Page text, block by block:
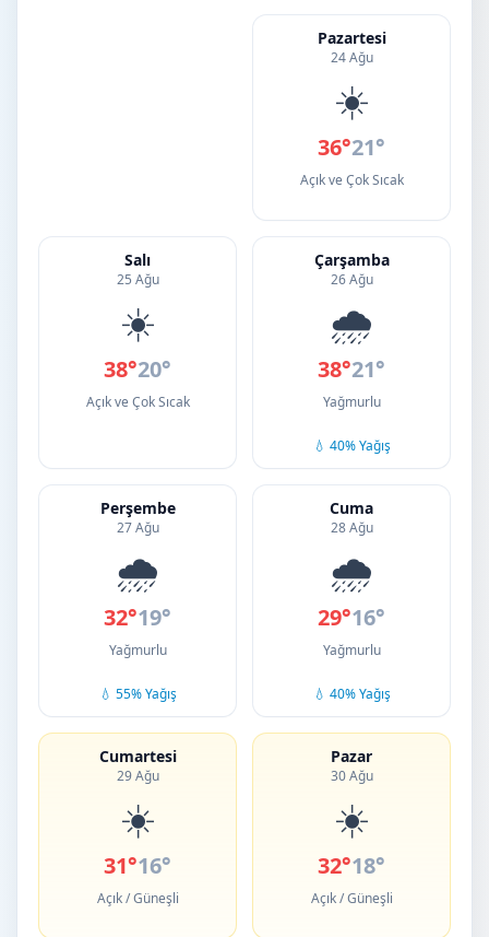
Pazartesi
24 Ağu
☀️
36°21°
Açık ve Çok Sıcak
Salı
25 Ağu
☀️
38°20°
Açık ve Çok Sıcak
Çarşamba
26 Ağu
🌧️
38°21°
Yağmurlu
💧 40% Yağış
Perşembe
27 Ağu
🌧️
32°19°
Yağmurlu
💧 55% Yağış
Cuma
28 Ağu
🌧️
29°16°
Yağmurlu
💧 40% Yağış
Cumartesi
29 Ağu
☀️
31°16°
Açık / Güneşli
Pazar
30 Ağu
☀️
32°18°
Açık / Güneşli